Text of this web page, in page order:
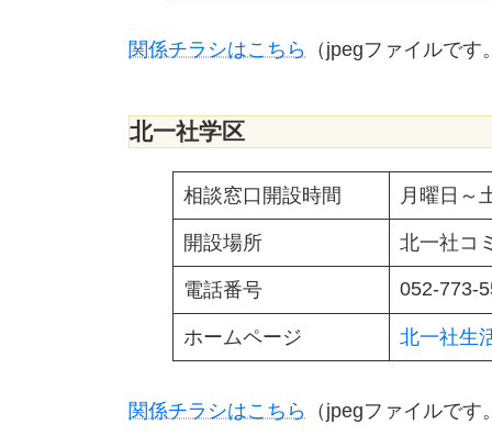
関係チラシはこちら （jpegファイルで
北一社学区
相談窓口開設時間 月曜日～
開設場所 北一社コ
電話番号 052-773-
ホームページ 北一社生
関係チラシはこちら （jpegファイルで